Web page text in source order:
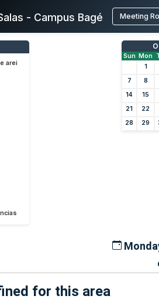
- Campus Bagé Meeting
arei
Sun Mon
1
7
8
14
15
21
22
28
29
for this area